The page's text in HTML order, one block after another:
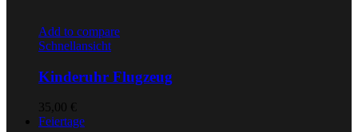
Add to compare
Schnellansicht
Kinderuhr Flugzeug
35,00 €
Feiertage